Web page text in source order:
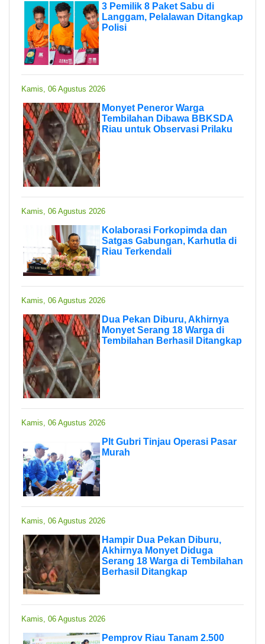
3 Pemilik 8 Paket Sabu di
Langgam, Pelalawan Ditangkap
Polisi
Kamis, 06 Agustus 2026
Monyet Peneror Warga
Tembilahan Dibawa BBKSDA
Riau untuk Observasi Prilaku
Kamis, 06 Agustus 2026
Kolaborasi Forkopimda dan
Satgas Gabungan, Karhutla di
Riau Terkendali
Kamis, 06 Agustus 2026
Dua Pekan Diburu, Akhirnya
Monyet Serang 18 Warga di
Tembilahan Berhasil Ditangkap
Kamis, 06 Agustus 2026
Plt Gubri Tinjau Operasi Pasar
Murah
Kamis, 06 Agustus 2026
Hampir Dua Pekan Diburu,
Akhirnya Monyet Diduga
Serang 18 Warga di Tembilahan
Berhasil Ditangkap
Kamis, 06 Agustus 2026
Pemprov Riau Tanam 2.500